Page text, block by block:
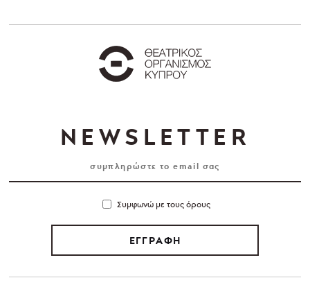
NEWSLETTER
Συμφωνώ με τους όρους
ΕΓΓΡΑΦΗ